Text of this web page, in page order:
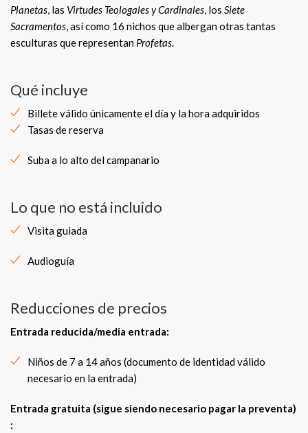
Planetas, las Virtudes Teologales y Cardinales, los Siete
Sacramentos, así como 16 nichos que albergan otras tantas
esculturas que representan Profetas.
Qué incluye
Billete válido únicamente el día y la hora adquiridos
Tasas de reserva
Suba a lo alto del campanario
Lo que no está incluido
Visita guiada
Audioguía
Reducciones de precios
Entrada reducida/media entrada:
Niños de 7 a 14 años (documento de identidad válido
necesario en la entrada)
Entrada gratuita (sigue siendo necesario pagar la preventa)
: